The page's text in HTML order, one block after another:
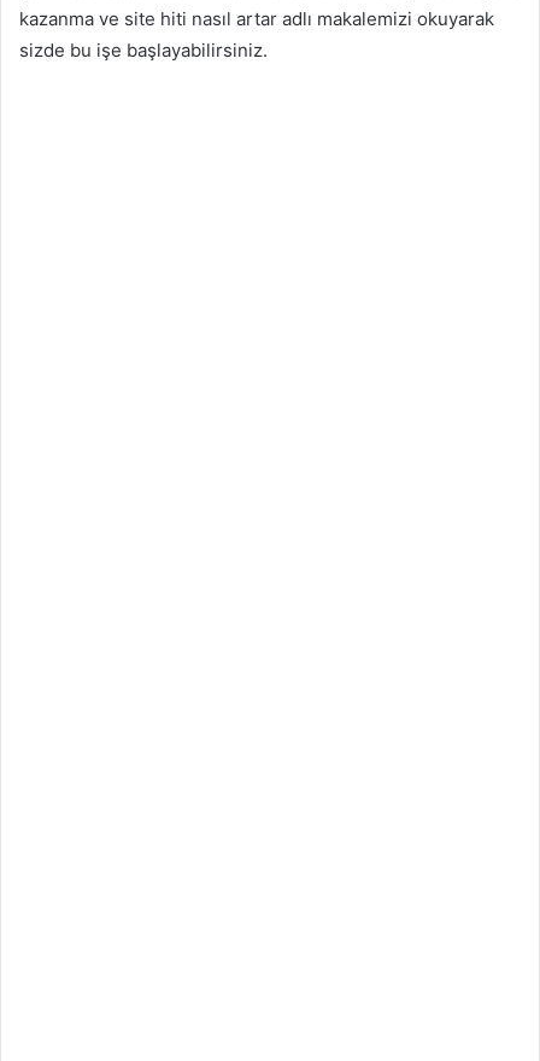
kazanma ve site hiti nasıl artar adlı makalemizi okuyarak
sizde bu işe başlayabilirsiniz.